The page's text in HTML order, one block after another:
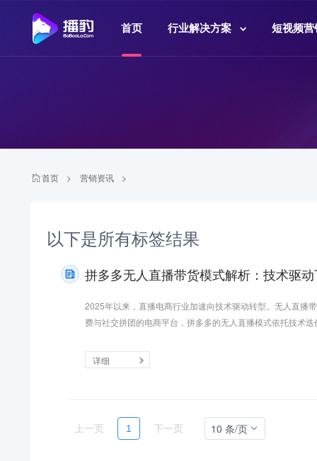
首页 行业解决方案 短视频营
首页 > 营销资讯 >
以下是所有标签结果
拼多多无人直播带货模式解析：技术驱
2025年以来，直播电商行业加速向技术驱动转型。无人直播
费与社交拼团的电商平台，拼多多的无人直播模式依托技术迭
详细
上一页 1 下一页 10 条/页